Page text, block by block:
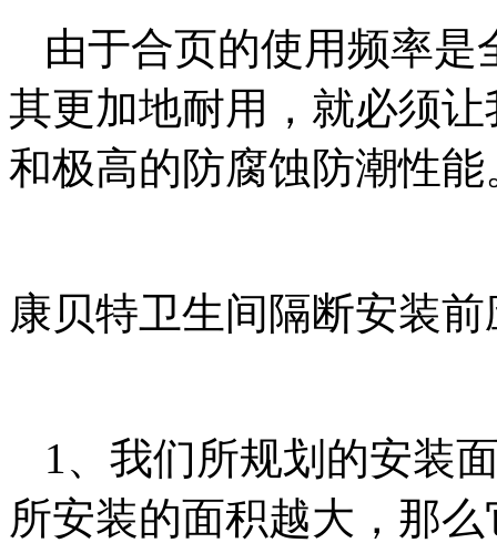
由于合页的使用频率
其更加地耐用，就必须
和极高的防腐蚀防潮性能
康贝特卫生间隔断安装
1、我们所规划的安装
所安装的面积越大，那